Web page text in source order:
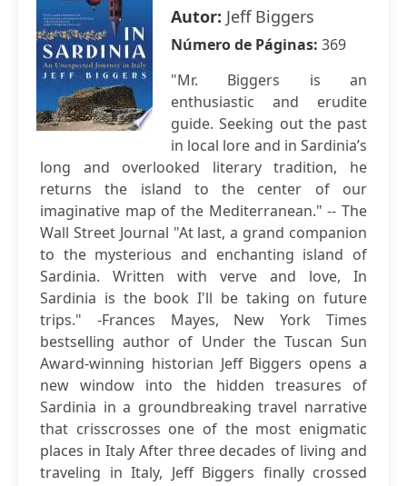
Autor: Jeff Biggers
Número de Páginas: 369
"Mr. Biggers is an
enthusiastic and erudite
guide. Seeking out the past
in local lore and in Sardinia’s
long and overlooked literary tradition, he
returns the island to the center of our
imaginative map of the Mediterranean." -- The
Wall Street Journal "At last, a grand companion
to the mysterious and enchanting island of
Sardinia. Written with verve and love, In
Sardinia is the book I'll be taking on future
trips." -Frances Mayes, New York Times
bestselling author of Under the Tuscan Sun
Award-winning historian Jeff Biggers opens a
new window into the hidden treasures of
Sardinia in a groundbreaking travel narrative
that crisscrosses one of the most enigmatic
places in Italy After three decades of living and
traveling in Italy, Jeff Biggers finally crossed